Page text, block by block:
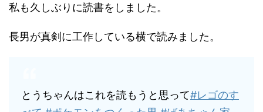
私も久しぶりに読書をしました。
長男が真剣に工作している横で読みました。
とうちゃんはこれを読もうと思って#レゴのす